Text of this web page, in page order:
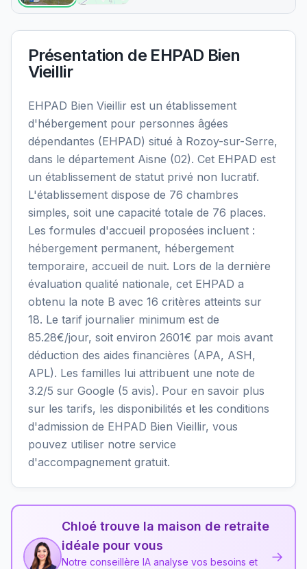
Présentation de EHPAD Bien
Vieillir
EHPAD Bien Vieillir est un établissement
d'hébergement pour personnes âgées
dépendantes (EHPAD) situé à Rozoy-sur-Serre,
dans le département Aisne (02). Cet EHPAD est
un établissement de statut privé non lucratif.
L'établissement dispose de 76 chambres
simples, soit une capacité totale de 76 places.
Les formules d'accueil proposées incluent :
hébergement permanent, hébergement
temporaire, accueil de nuit. Lors de la dernière
évaluation qualité nationale, cet EHPAD a
obtenu la note B avec 16 critères atteints sur
18. Le tarif journalier minimum est de
85.28€/jour, soit environ 2601€ par mois avant
déduction des aides financières (APA, ASH,
APL). Les familles lui attribuent une note de
3.2/5 sur Google (5 avis). Pour en savoir plus
sur les tarifs, les disponibilités et les conditions
d'admission de EHPAD Bien Vieillir, vous
pouvez utiliser notre service
d'accompagnement gratuit.
Chloé trouve la maison de retraite
idéale pour vous
Notre conseillère IA analyse vos besoins et
→